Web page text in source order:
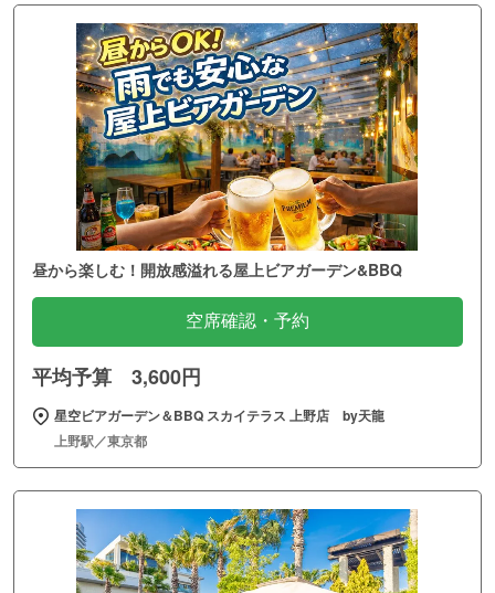
昼から楽しむ！開放感溢れる屋上ビアガーデン&BBQ
空席確認・予約
平均予算 3,600円
星空ビアガーデン＆BBQ スカイテラス 上野店 by天龍
上野駅／東京都